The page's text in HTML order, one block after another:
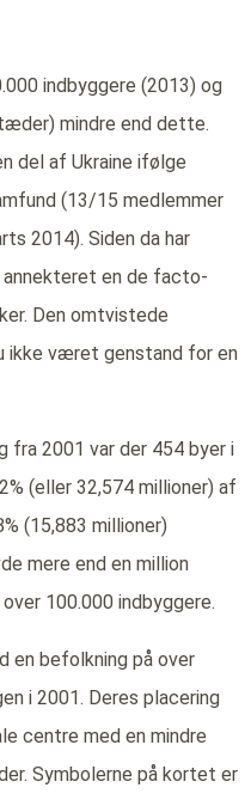
indbyggere (2013) og
mindre end dette.
del af Ukraine ifølge
(13/15 medlemmer
2014). Siden da har
annekteret en de facto-
Den omtvistede
ikke været genstand for en
fra 2001 var der 454 byer i
(eller 32,574 millioner) af
(15,883 millioner)
mere end en million
100.000 indbyggere.
en befolkning på over
i 2001. Deres placering
centre med en mindre
Symbolerne på kortet er